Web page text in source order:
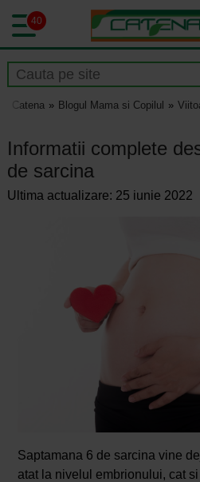
40
Catena Blogul Mama si Copilul
Informatii complete
de sarcina
Ultima actualizare: 25 iunie 2022
Saptamana 6 de sarcina vine
atat la nivelul embrionului, cat